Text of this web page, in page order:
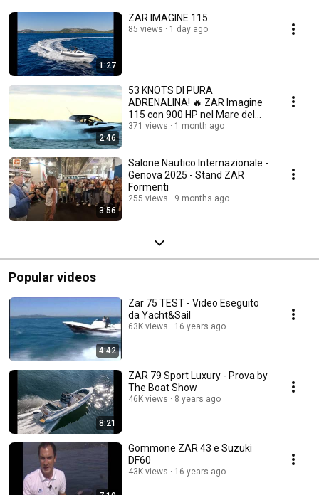
1:27
ZAR IMAGINE 115
85 views 1 day ago
2:46
53 KNOTS DI PURA
ADRENALINA! 🔥 ZAR Imagine
115 con 900 HP nel Mare del
Nord
371 views 1 month ago
3:56
Salone Nautico Internazionale -
Genova 2025 - Stand ZAR
Formenti
255 views 9 months ago
Popular videos
4:42
Zar 75 TEST - Video Eseguito
da Yacht&Sail
63K views 16 years ago
8:21
ZAR 79 Sport Luxury - Prova by
The Boat Show
46K views 8 years ago
Gommone ZAR 43 e Suzuki
DF60
43K views 16 years ago